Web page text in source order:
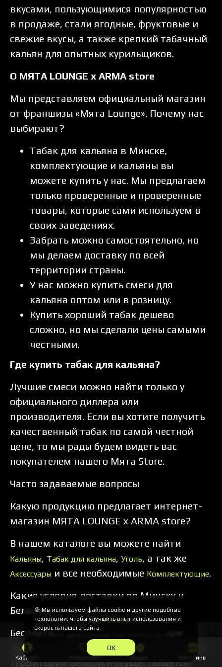
вкусами, пользующимися популярностью
в продаже, стали ягодные, фруктовые и
свежие вкусы, а также крепкий табачный
кальян для опытных курильщиков.
О МЯТА LOUNGE x ARMA store
Мы представляем официальный магазин
от франшизы «Мята Lounge». Почему нас
выбирают?
Табак для кальяна в Минске,
комплектующие и кальяны вы
можете купить у нас. Мы предлагаем
только проверенные и проверенные
товары, которые сами используем в
своих заведениях.
Забрать можно самостоятельно, но
мы делаем доставку по всей
территории страны.
У нас можно купить смеси для
кальяна оптом или в розницу.
Купить хороший табак дешево
сложно, но мы сделали цены самыми
честными.
Где купить табак для кальяна?
Лучшие смеси можно найти только у
официального диллера или
производителя. Если вы хотите получить
качественный табак по самой честной
цене, то мы рады будем видеть вас
покупателем нашего Мята Store.
Часто задаваемые вопросы
Какую продукцию предлагает интернет-
магазин МЯТА LOUNGE x ARMA store?
В нашем каталоге вы можете найти
Кальяны, Табак для кальяна, Уголь, а так же
Аксессуары и все необходимые Комплектующие.
Какие условия доставки по Минску и
Беларуси?
Бесплатная доставка по Минску при
заказе от 50 рублей. Доставка заказов на
территории Беларуси осуществляется
Кабинет Избранное Магазины
ОК
🍪 Мы используем файлы cookie и другие подобные
технологии, чтобы улучшить опыт использования и
скорость нашего сайта.
Фильтр